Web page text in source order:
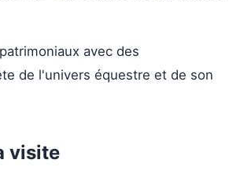
avec des
de l'univers équestre et de son
visite